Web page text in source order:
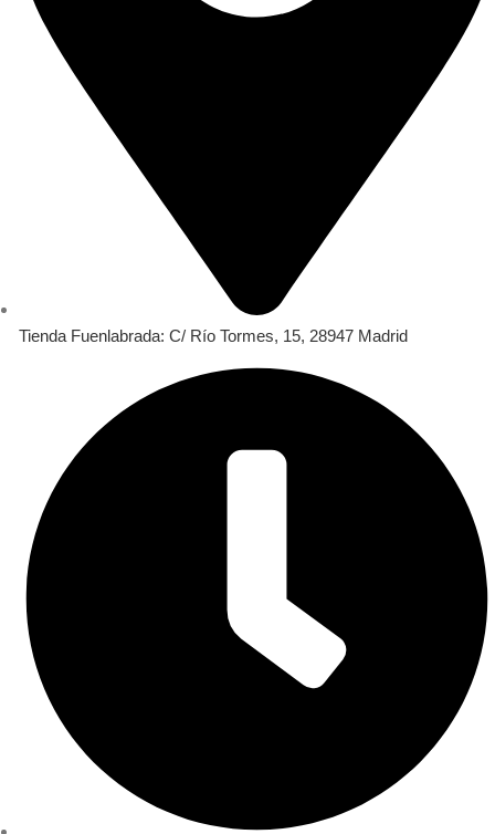
Tienda Fuenlabrada: C/ Río Tormes, 15, 28947 Madrid